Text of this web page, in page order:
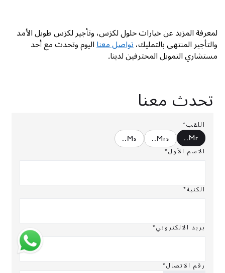
لمعرفة المزيد عن خيارات حلول لكزس، وتأجير لكزس طويل الأمد
والتأجير المنتهي بالتمليك،تواصل معنااليوم وتحدث مع أحد
مستشاري التمويل المحترفين لدينا.
تحدث معنا
اللقب*
Mr.
.
Mrs.
.
Ms.
.
الاسم الأول*
الكنية*
بريد الالكتروني*
رقم الاتصال*